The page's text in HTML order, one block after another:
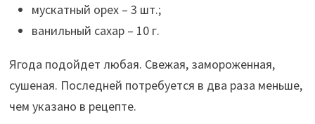
мускатный орех – 3 шт.;
ванильный сахар – 10 г.
Ягода подойдет любая. Свежая, замороженная,
сушеная. Последней потребуется в два раза меньше,
чем указано в рецепте.